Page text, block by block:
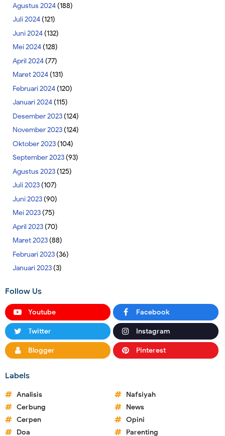
Agustus 2024(188)
Juli 2024(121)
Juni 2024(132)
Mei 2024(128)
April 2024(77)
Maret 2024(131)
Februari 2024(120)
Januari 2024(115)
Desember 2023(124)
November 2023(124)
Oktober 2023(104)
September 2023(93)
Agustus 2023(125)
Juli 2023(107)
Juni 2023(90)
Mei 2023(75)
April 2023(70)
Maret 2023(88)
Februari 2023(36)
Januari 2023(3)
Follow Us
Youtube Facebook
Twitter Instagram
Blogger Pinterest
Labels
Analisis
Cerbung
Cerpen
Doa
Nafsiyah
News
Opini
Parenting